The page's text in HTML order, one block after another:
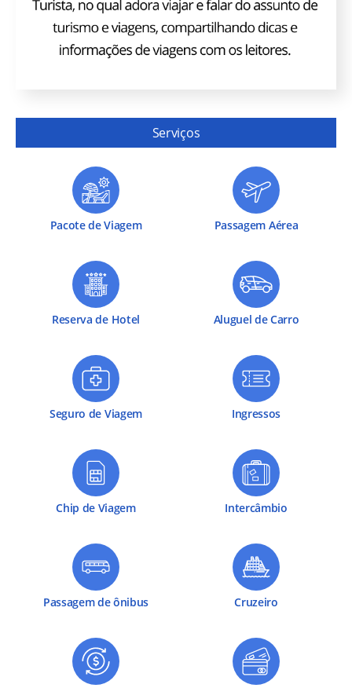
Serviços
Pacote de Viagem Passagem Aérea
Reserva de Hotel Aluguel de Carro
Seguro de Viagem Ingressos
Chip de Viagem Intercâmbio
Passagem de ônibus Cruzeiro